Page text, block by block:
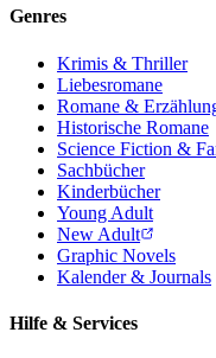
Genres
Krimis & Thriller
Liebesromane
Romane &
Historische Romane
Science Fiction &
Sachbücher
Kinderbücher
Young Adult
New Adult
Graphic Novels
Kalender & Journals
Hilfe & Services